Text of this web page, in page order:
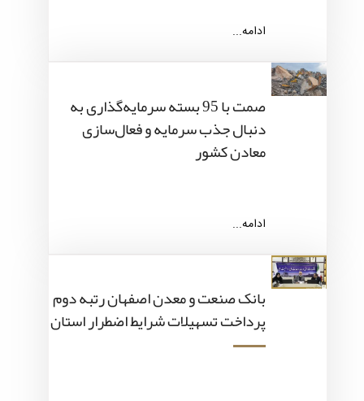
ادامه...
صمت با 95 بسته سرمایه‌گذاری به
دنبال جذب سرمایه و فعال‌سازی
معادن کشور
ادامه...
بانک صنعت و معدن اصفهان رتبه دوم
پرداخت تسهیلات شرایط اضطرار استان